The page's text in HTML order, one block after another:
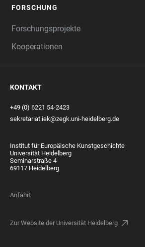
FORSCHUNG
Forschungsprojekte
Kooperationen
KONTAKT
+49 (0) 6221 54-2423
sekretariat.iek@zegk.uni-heidelberg.de
Institut für Europäische Kunstgeschichte
Universität Heidelberg
Seminarstraße 4
69117 Heidelberg
Anfahrt
Zur Website der Universität Heidelberg